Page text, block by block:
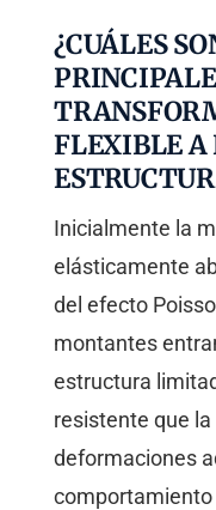
¿CUÁLES
FLEXIBLE A
Inicialmente la
elásticamente
del efecto
montantes
estructura
resistente que
deformaciones
comportamiento